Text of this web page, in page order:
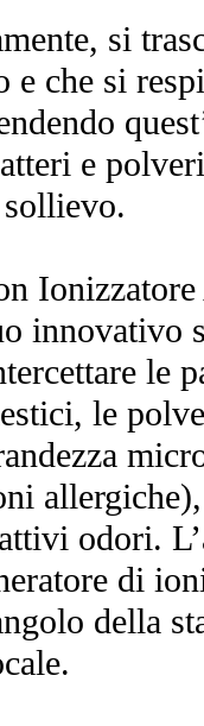
si
e che si
e
innovativo
le
le
odori.
di
della